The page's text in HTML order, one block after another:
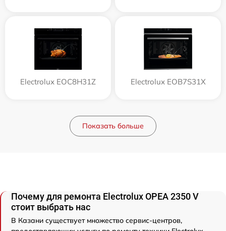
Electrolux EOC8H31Z Electrolux EOB7S31X
Показать больше
Почему для ремонта Electrolux OPEA 2350 V
стоит выбрать нас
В Казани существует множество сервис-центров,